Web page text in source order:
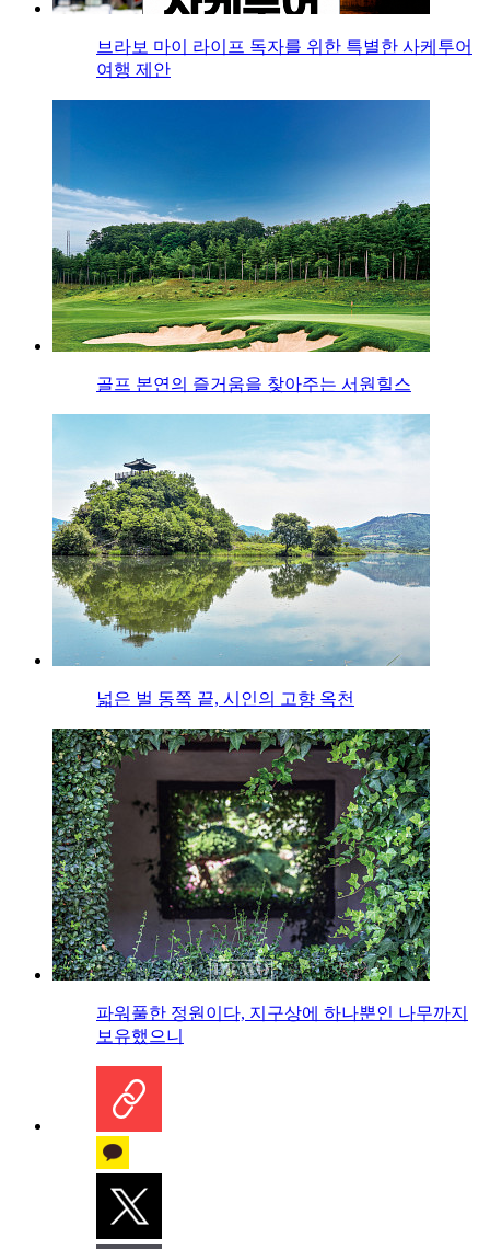
브라보 마이 라이프 독자를 위한 특별한 사케투어
여행 제안
골프 본연의 즐거움을 찾아주는 서원힐스
넓은 벌 동쪽 끝, 시인의 고향 옥천
파워풀한 정원이다, 지구상에 하나뿐인 나무까지
보유했으니